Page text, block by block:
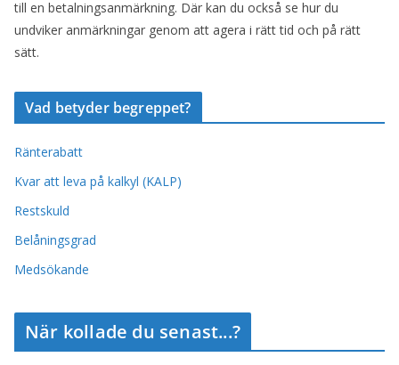
till en betalningsanmärkning. Där kan du också se hur du
undviker anmärkningar genom att agera i rätt tid och på rätt
sätt.
Vad betyder begreppet?
Ränterabatt
Kvar att leva på kalkyl (KALP)
Restskuld
Belåningsgrad
Medsökande
När kollade du senast...?